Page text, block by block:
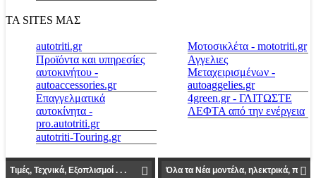
ΤΑ SITES ΜΑΣ
autotriti.gr
Προϊόντα και υπηρεσίες
αυτοκινήτου -
autoaccessories.gr
Επαγγελματικά
αυτοκίνητα -
pro.autotriti.gr
autotriti-Touring.gr
Μοτοσικλέτα - mototriti.gr
Αγγελιες
Μεταχειρισμένων -
autoaggelies.gr
4green.gr - ΓΛΙΤΩΣΤΕ
ΛΕΦΤΑ από την ενέργεια